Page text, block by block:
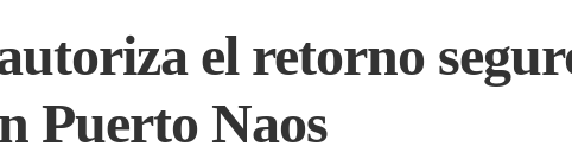
el retorno
Puerto Naos